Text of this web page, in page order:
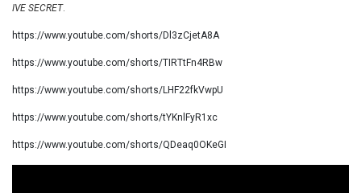
IVE SECRET.
https://www.youtube.com/shorts/Dl3zCjetA8A
https://www.youtube.com/shorts/TIRTtFn4RBw
https://www.youtube.com/shorts/LHF22fkVwpU
https://www.youtube.com/shorts/tYKnlFyR1xc
https://www.youtube.com/shorts/QDeaq0OKeGI